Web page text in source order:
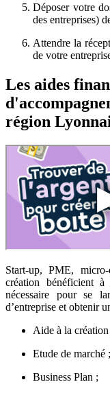
Déposer votre
des entreprises)
Attendre la
de votre
Les aides
région
Start-up, PME,
création bénéficient
nécessaire pour se
d’entreprise et obtenir
Aide à la création
Etude de marché ;
Business Plan ;